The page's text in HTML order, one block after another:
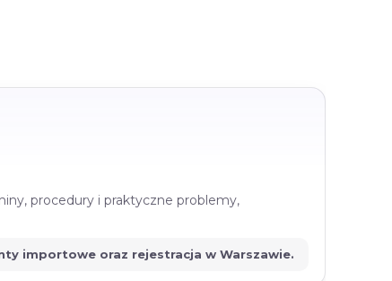
procedury i praktyczne problemy,
importowe oraz rejestracja w Warszawie.